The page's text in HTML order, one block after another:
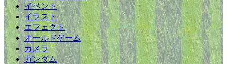
イベント
イラスト
エフェクト
オールドゲーム
カメラ
ガンダム